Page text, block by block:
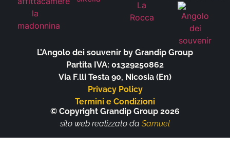
L’Angolo dei souvenir by Grandip Group
Partita IVA: 01329250862
Via F.lli Testa 90, Nicosia (En)
Privacy Policy
Termini e Condizioni
© Copyright Grandip Group 2026
sito web realizzato da Samuel